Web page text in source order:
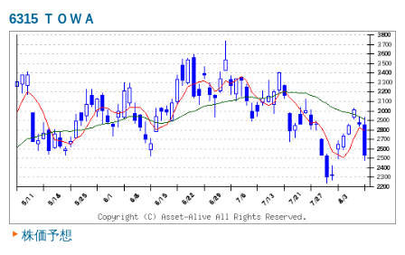
6315 ＴＯＷＡ
株価予想